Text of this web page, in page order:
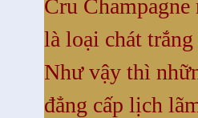
Cru Champagne
là loại chát
Như vậy thì
đẳng cấp lịch